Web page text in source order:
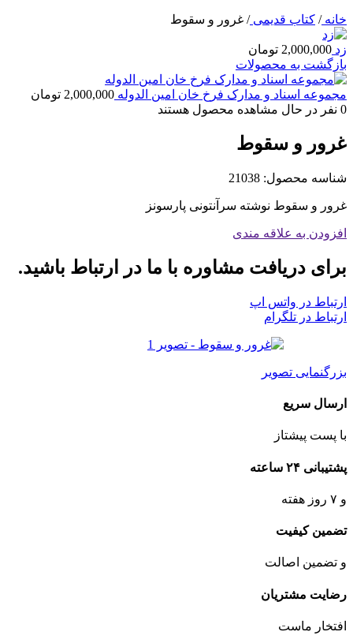
خانه/ کتاب قدیمی/ غرور و سقوط
زد 2,000,000 تومان
بازگشت به محصولات
مجموعه اسناد و مدارک فرخ خان امین الدوله 2,000,000 تومان
0 نفر در حال مشاهده محصول هستند
غرور و سقوط
شناسه محصول: 21038
غرور و سقوط نوشته سرآنتونی پارسونز
افزودن به علاقه مندی
برای دریافت مشاوره با ما در ارتباط باشید.
ارتباط در واتس اپ
ارتباط در تلگرام
بزرگنمایی تصویر
ارسال سریع
با پست پیشتاز
پشتیبانی ۲۴ ساعته
و ۷ روز هفته
تضمین کیفیت
و تضمین اصالت
رضایت مشتریان
افتخار ماست